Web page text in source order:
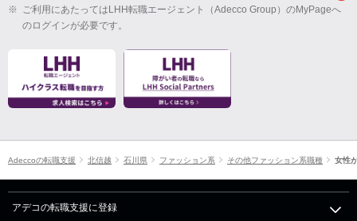
※ ご利用にあたってはLHH転職エージェント（Adecco Group）のMyPageへ
のログインが必要です。
Adeccoの転職支援 北信越 石川県 ファッション系 その他ファッション系職種 女性
アデコの転職支援に登録